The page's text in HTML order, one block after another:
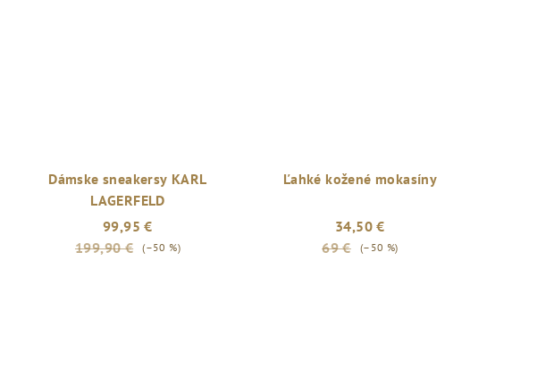
Dámske sneakersy KARL
LAGERFELD
99,95 €
199,90 €
(–50 %)
Ľahké kožené mokasíny
34,50 €
69 €
(–50 %)